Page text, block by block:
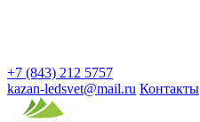
+7 (843) 212 5757
kazan-ledsvet@mail.ru Контакты